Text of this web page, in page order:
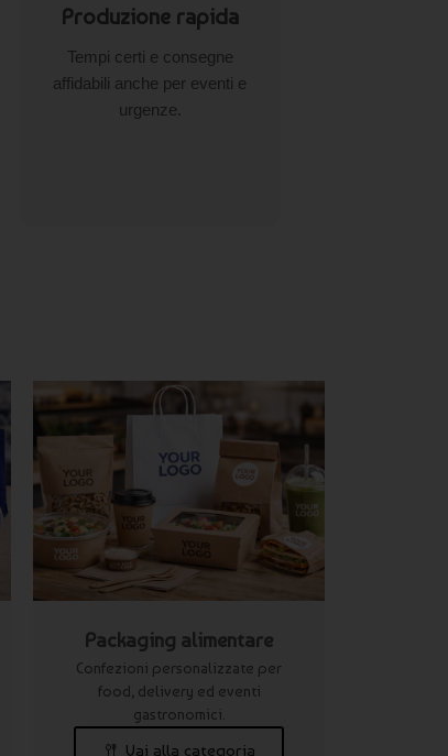
Produzione rapida
Tempi certi e consegne
affidabili anche per eventi e
urgenze.
Packaging alimentare
Confezioni personalizzate per
food, delivery ed eventi
gastronomici.
Vai alla categoria